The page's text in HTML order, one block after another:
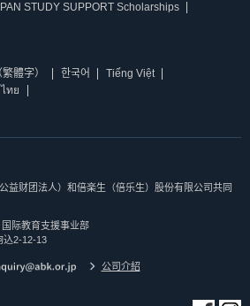
STUDY SUPPORT Scholarships
體字） 한국어
Tiếng Việt
ทย
益财团法人）和倍楽生（倍乐生）股份有限公司共同
际教育支援事业部
込2-12-13
公司介紹